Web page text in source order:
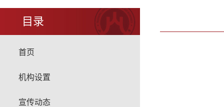
目录
首页
机构设置
宣传动态